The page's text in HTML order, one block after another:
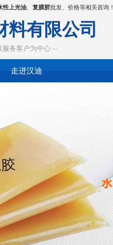
性上光油、 复膜胶批发、价格等相关咨询！
料有限公司
务客户为中心 --
走进汉迪